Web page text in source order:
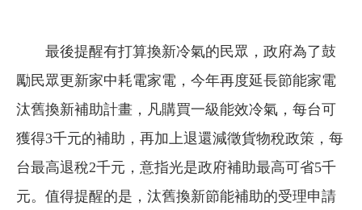
最後提醒有打算換新冷氣的民眾，政府為了鼓
勵民眾更新家中耗電家電，今年再度延長節能家電
汰舊換新補助計畫，凡購買一級能效冷氣，每台可
獲得3千元的補助，再加上退還減徵貨物稅政策，每
台最高退稅2千元，意指光是政府補助最高可省5千
元。值得提醒的是，汰舊換新節能補助的受理申請